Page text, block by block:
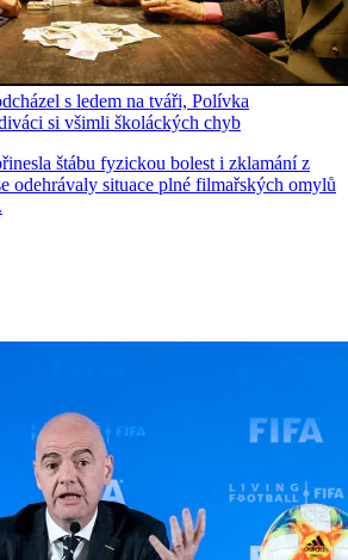
s ledem na tváři, Polívka
si všimli školáckých chyb
štábu fyzickou bolest i zklamání z
odehrávaly situace plné filmařských omylů